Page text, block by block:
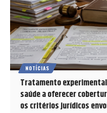
NOTÍCIAS
Tratamento
saúde a oferecer
os critérios jurídicos